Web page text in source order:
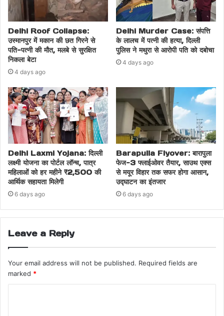
Delhi Roof Collapse:
उस्मानपुर में मकान की छत गिरने से
पति-पत्नी की मौत, मलबे से सुरक्षित
निकला बेटा
4 days ago
Delhi Murder Case: संपत्ति
के लालच में पत्नी की हत्या, दिल्ली
पुलिस ने मथुरा से आरोपी पति को दबोचा
4 days ago
Delhi Laxmi Yojana: दिल्ली
लक्ष्मी योजना का पोर्टल लॉन्च, पात्र
महिलाओं को हर महीने ₹2,500 की
आर्थिक सहायता मिलेगी
6 days ago
Barapulla Flyover: बारापुला
फेज-3 फ्लाईओवर तैयार, साउथ एक्स
से मयूर विहार तक सफर होगा आसान,
उद्घाटन का इंतजार
6 days ago
Leave a Reply
Your email address will not be published. Required fields are
marked *